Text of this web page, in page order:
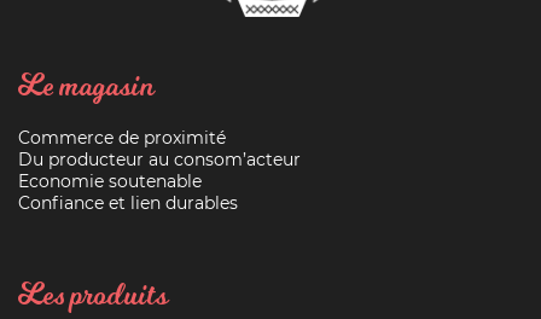
Le magasin
Commerce de proximité
Du producteur au consom’acteur
Economie soutenable
Confiance et lien durables
Les produits